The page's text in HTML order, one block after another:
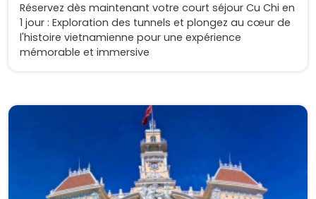
Réservez dès maintenant votre court séjour Cu Chi en
1 jour : Exploration des tunnels et plongez au cœur de
l'histoire vietnamienne pour une expérience
mémorable et immersive